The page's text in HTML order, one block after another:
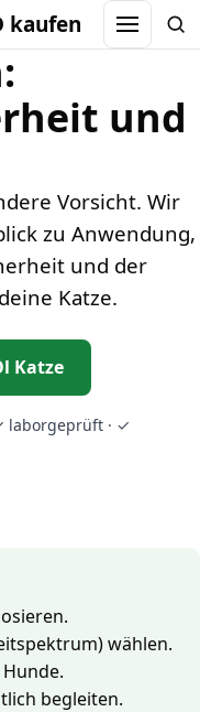
kaufen Menu
und
Vorsicht. Wir
zu Anwendung,
und der
Katze.
Katze
laborgeprüft · ✓
wählen.
begleiten.